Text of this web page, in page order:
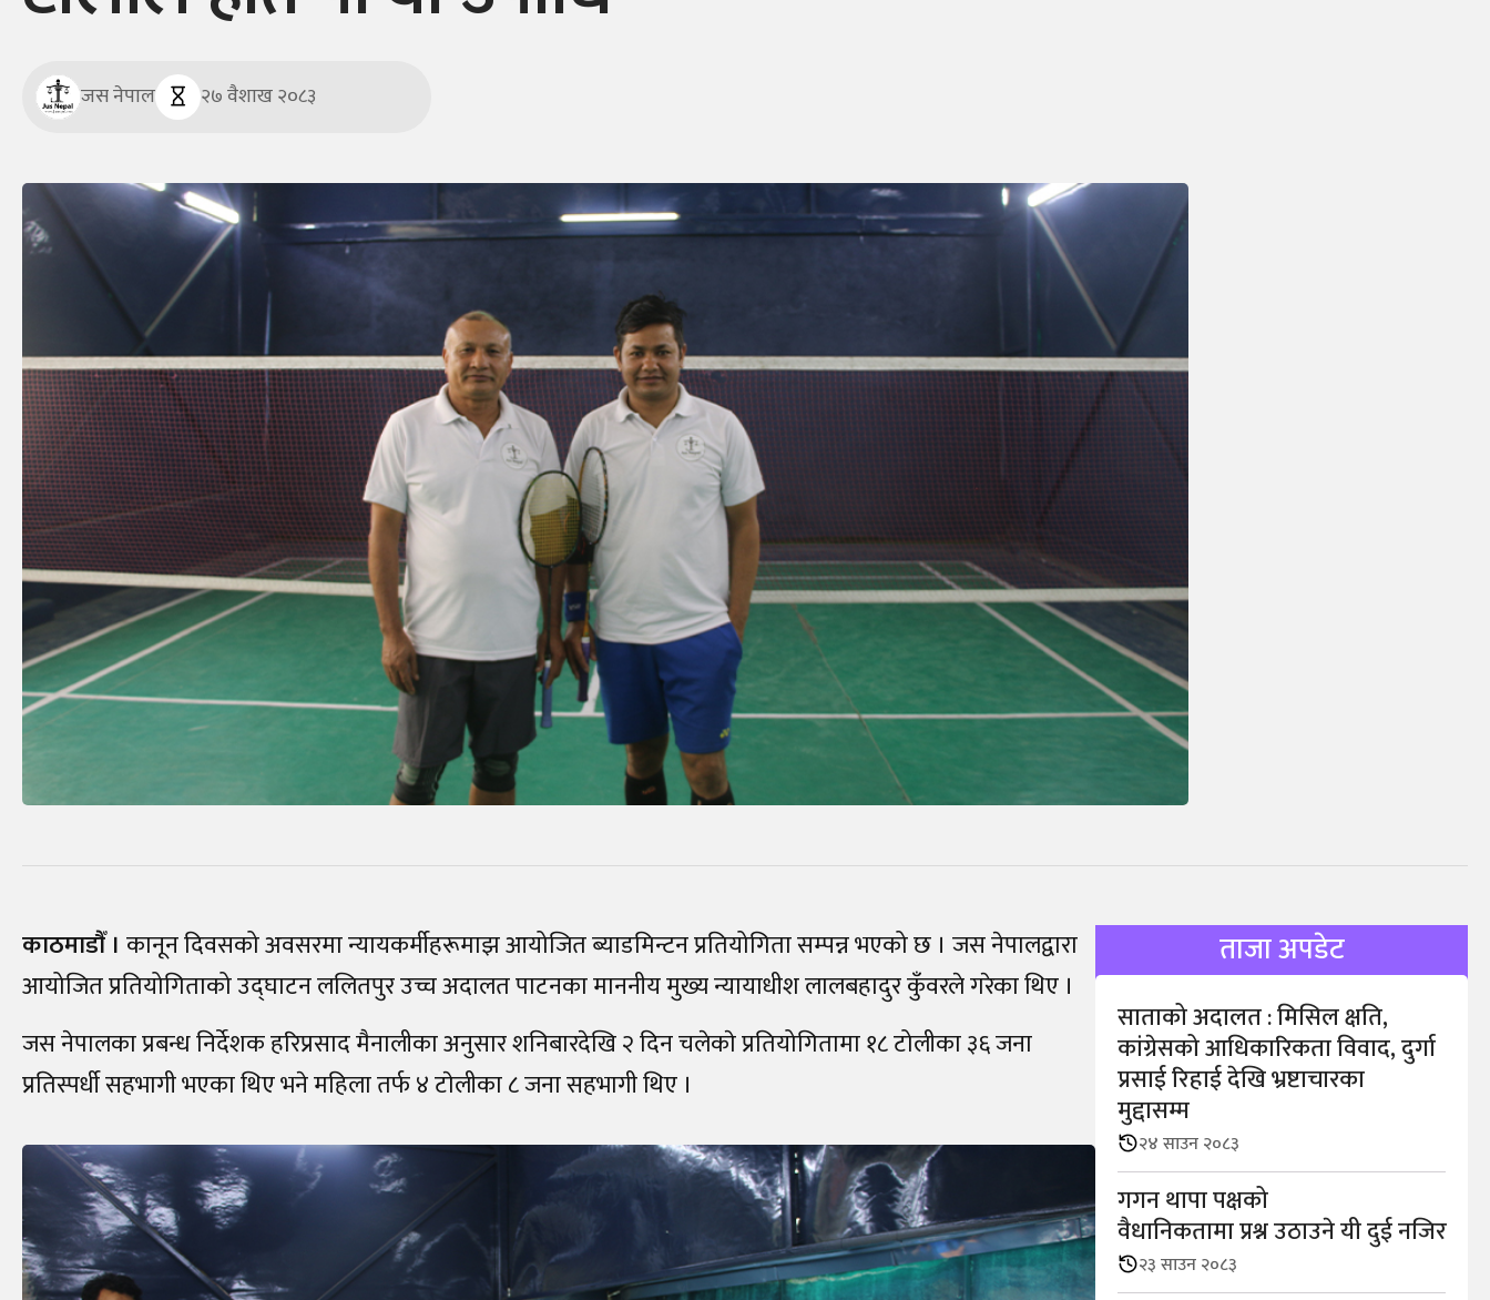
जस नेपाल २७ वैशाख २०८३
काठमाडाैँ । कानून दिवसको अवसरमा न्यायकर्मीहरूमाझ आयोजित ब्याडमिन्टन प्रतियोगिता सम्पन्न भएको छ । जस नेपालद्वारा
आयोजित प्रतियोगिताको उद्घाटन ललितपुर उच्च अदालत पाटनका माननीय मुख्य न्यायाधीश लालबहादुर कुँवरले गरेका थिए ।
जस नेपालका प्रबन्ध निर्देशक हरिप्रसाद मैनालीका अनुसार शनिबारदेखि २ दिन चलेकाे प्रतियोगितामा १८ टोलीका ३६ जना
प्रतिस्पर्धी सहभागी भएका थिए भने महिला तर्फ ४ टाेलीका ८ जना सहभागी थिए ।
ताजा अपडेट
साताको अदालत : मिसिल क्षति,
कांग्रेसको आधिकारिकता विवाद, दुर्गा
प्रसाई रिहाई देखि भ्रष्टाचारका
मुद्दासम्म
२४ साउन २०८३
गगन थापा पक्षको
वैधानिकतामा प्रश्न उठाउने यी दुई नजिर
२३ साउन २०८३